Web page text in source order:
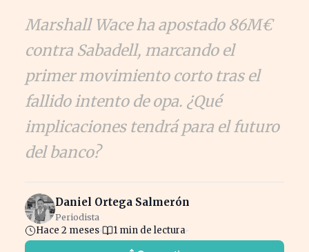
Marshall Wace ha apostado 86M€
contra Sabadell, marcando el
primer movimiento corto tras el
fallido intento de opa. ¿Qué
implicaciones tendrá para el futuro
del banco?
Daniel Ortega Salmerón
Periodista
Hace 2 meses 1 min de lectura